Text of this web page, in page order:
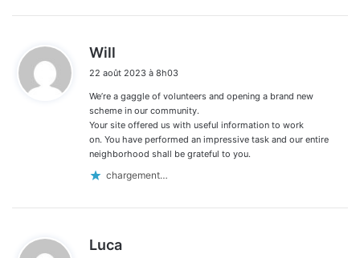
Will
t
:
22 août 2023 à 8h03
We’re a gaggle of volunteers and opening a brand new
scheme in our community.
Your site offered us with useful information to work
on. You have performed an impressive task and our entire
neighborhood shall be grateful to you.
chargement…
Luca